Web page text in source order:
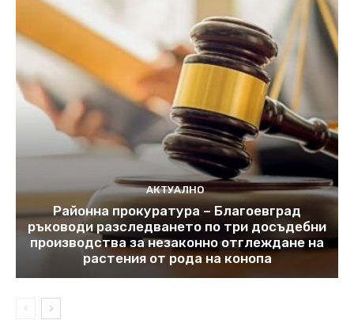
АКТУАЛНО
Районна прокуратура – Благоевград
ръководи разследването по три досъдебни
производства за незаконно отглеждане на
растения от рода на конопа